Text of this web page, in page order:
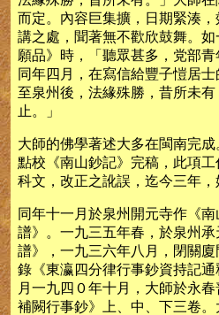
而定。內容巨集擴，日期緊湊
講之處，聞著無不歡欣鼓舞。
願品》時，「聽眾甚多，党部青
同年四月，在寫信給豐子愷居
至泉州後，法緣殊勝，昔所未
止。」
大師的佛學著述大多在閩南完
點校《南山鈔記》完稿，此項
科文，改正之訛誤，迄今三年，
同年十一月於泉州開元寺作《
譜》。一九三五年春，於泉州
譜》，一九三六年八月，閉關
錄《東瀛四分律行事鈔資持記
月一九四０年十月，大師於永
補闕行事鈔》上、中、下三卷